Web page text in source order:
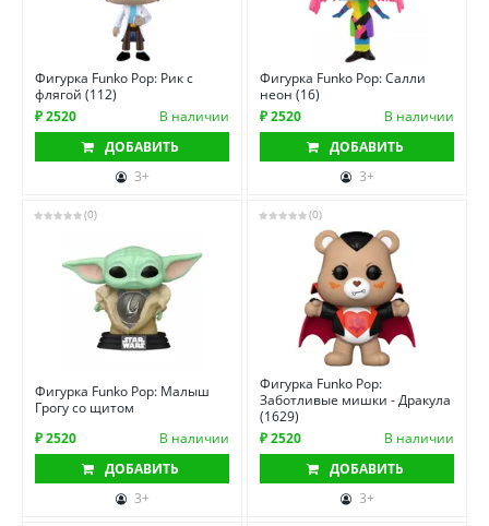
Фигурка Funko Pop: Рик с
флягой (112)
₽ 2520
В наличии
ДОБАВИТЬ
3+
Фигурка Funko Pop: Салли
неон (16)
₽ 2520
В наличии
ДОБАВИТЬ
3+
(0)
Фигурка Funko Pop: Малыш
Грогу со щитом
₽ 2520
В наличии
ДОБАВИТЬ
3+
(0)
Фигурка Funko Pop:
Заботливые мишки - Дракула
(1629)
₽ 2520
В наличии
ДОБАВИТЬ
3+